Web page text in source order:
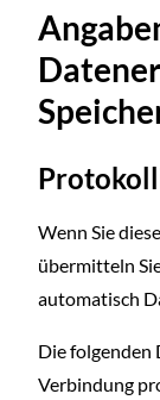
Wenn Sie
übermitteln
automatisch
Die folgenden
Verbindung